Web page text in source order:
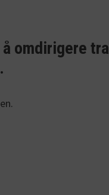
omdirigere